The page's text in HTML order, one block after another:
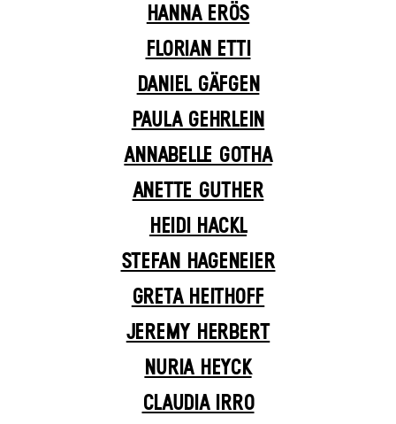
HANNA ERÖS
FLORIAN ETTI
DANIEL GÄFGEN
PAULA GEHRLEIN
ANNABELLE GOTHA
ANETTE GUTHER
HEIDI HACKL
STEFAN HAGENEIER
GRETA HEITHOFF
JEREMY HERBERT
NURIA HEYCK
CLAUDIA IRRO